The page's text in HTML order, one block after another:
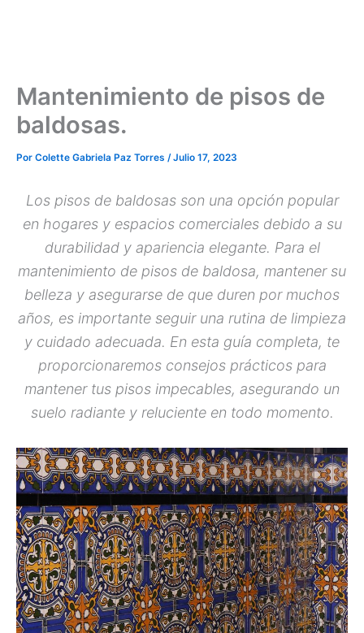
Mantenimiento de pisos de
baldosas.
Por Colette Gabriela Paz Torres /Julio 17, 2023
Los pisos de baldosas son una opción popular
en hogares y espacios comerciales debido a su
durabilidad y apariencia elegante. Para el
mantenimiento de pisos de baldosa, mantener su
belleza y asegurarse de que duren por muchos
años, es importante seguir una rutina de limpieza
y cuidado adecuada. En esta guía completa, te
proporcionaremos consejos prácticos para
mantener tus pisos impecables, asegurando un
suelo radiante y reluciente en todo momento.